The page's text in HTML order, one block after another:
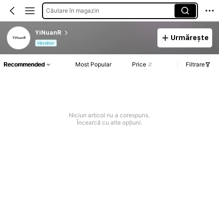
Căutare în magazin
YiNuanR
Vânzător
Urmărește
Recommended Most Popular Price Filtrare
Niciun articol nu a corespuns.
Încearcă cu alte opțiuni.